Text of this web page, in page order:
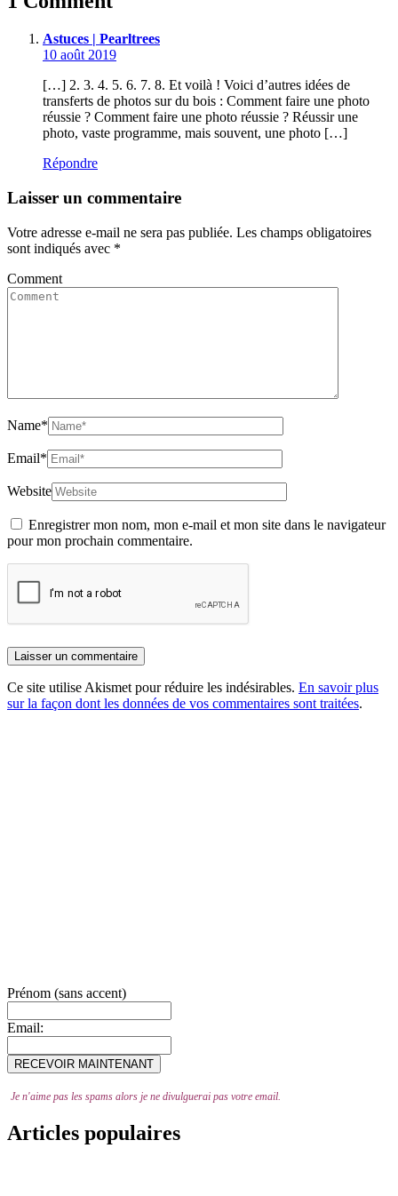
Astuces | Pearltrees
10 août 2019
[…] 2. 3. 4. 5. 6. 7. 8. Et voilà ! Voici d’autres idées de
transferts de photos sur du bois : Comment faire une photo
réussie ? Comment faire une photo réussie ? Réussir une
photo, vaste programme, mais souvent, une photo […]
Répondre
Laisser un commentaire
Votre adresse e-mail ne sera pas publiée. Les champs obligatoires
sont indiqués avec *
Comment
Name*
Email*
Website
Enregistrer mon nom, mon e-mail et mon site dans le navigateur
pour mon prochain commentaire.
Ce site utilise Akismet pour réduire les indésirables. En savoir plus
sur la façon dont les données de vos commentaires sont traitées.
Prénom (sans accent)
Email:
Je n'aime pas les spams alors je ne divulguerai pas votre email.
Articles populaires